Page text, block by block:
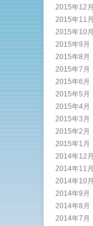
2015年12月
2015年11月
2015年10月
2015年9月
2015年8月
2015年7月
2015年6月
2015年5月
2015年4月
2015年3月
2015年2月
2015年1月
2014年12月
2014年11月
2014年10月
2014年9月
2014年8月
2014年7月